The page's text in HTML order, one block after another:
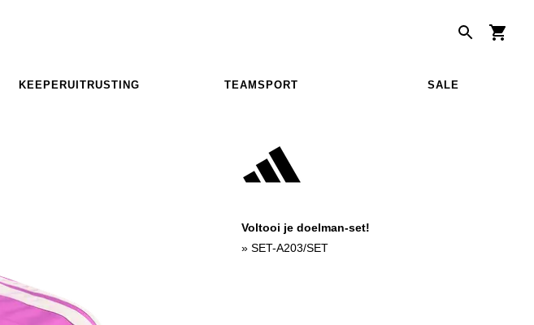
KEEPERUITRUSTING TEAMSPORT SALE
Voltooi je doelman-set!
» SET-A203/SET